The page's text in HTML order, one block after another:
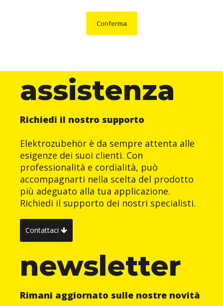
Conferma
assistenza
Richiedi il nostro supporto
Elektrozubehör è da sempre attenta alle
esigenze dei suoi clienti. Con
professionalità e cordialità, può
accompagnarti nella scelta del prodotto
più adeguato alla tua applicazione.
Richiedi il supporto dei nostri specialisti.
Contattaci
newsletter
Rimani aggiornato sulle nostre novità